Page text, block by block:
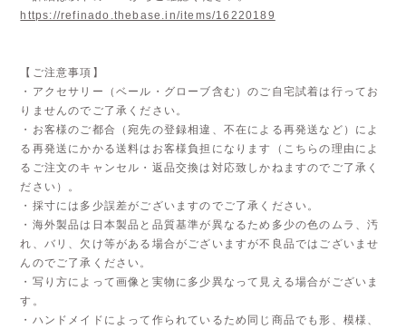
https://refinado.thebase.in/items/16220189
【ご注意事項】
・アクセサリー（ベール・グローブ含む）のご自宅試着は行ってお
りませんのでご了承ください。
・お客様のご都合（宛先の登録相違、不在による再発送など）によ
る再発送にかかる送料はお客様負担になります（こちらの理由によ
るご注文のキャンセル・返品交換は対応致しかねますのでご了承く
ださい）。
・採寸には多少誤差がございますのでご了承ください。
・海外製品は日本製品と品質基準が異なるため多少の色のムラ、汚
れ、バリ、欠け等がある場合がございますが不良品ではございませ
んのでご了承ください。
・写り方によって画像と実物に多少異なって見える場合がございま
す。
・ハンドメイドによって作られているため同じ商品でも形、模様、